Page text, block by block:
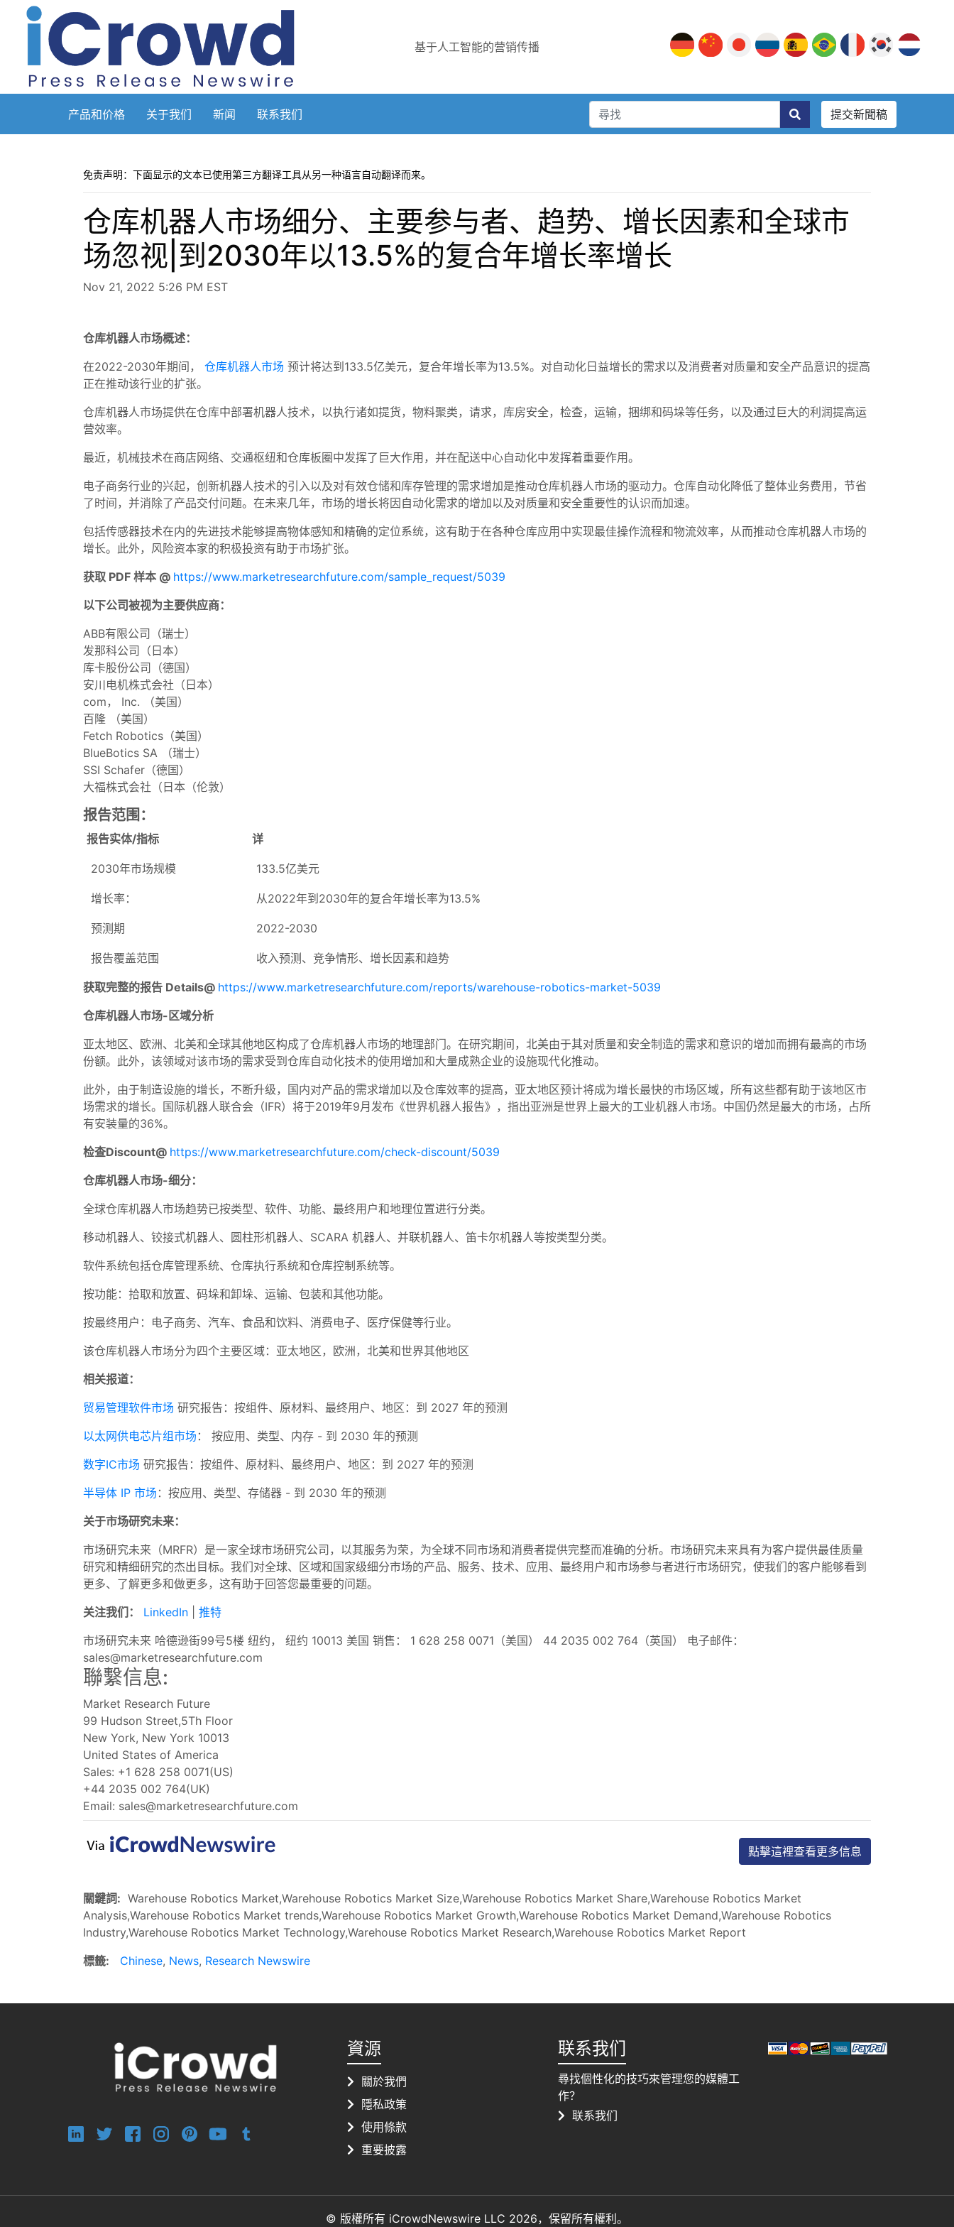
基于人工智能的营销传播
产品和价格 关于我们 新闻 联系我们 提交新聞稿
免责声明：下面显示的文本已使用第三方翻译工具从另一种语言自动翻译而来。
仓库机器人市场细分、主要参与者、趋势、增长因素和全球市
场忽视|到2030年以13.5%的复合年增长率增长
Nov 21, 2022 5:26 PM EST
仓库机器人市场概述：
在2022-2030年期间， 仓库机器人市场 预计将达到133.5亿美元，复合年增长率为13.5%。对自动化日益增长的需求以及消费者对质量和安全产品意识的提高
正在推动该行业的扩张。
仓库机器人市场提供在仓库中部署机器人技术，以执行诸如提货，物料聚类，请求，库房安全，检查，运输，捆绑和码垛等任务，以及通过巨大的利润提高运
营效率。
最近，机械技术在商店网络、交通枢纽和仓库板圈中发挥了巨大作用，并在配送中心自动化中发挥着重要作用。
电子商务行业的兴起，创新机器人技术的引入以及对有效仓储和库存管理的需求增加是推动仓库机器人市场的驱动力。仓库自动化降低了整体业务费用，节省
了时间，并消除了产品交付问题。在未来几年，市场的增长将因自动化需求的增加以及对质量和安全重要性的认识而加速。
包括传感器技术在内的先进技术能够提高物体感知和精确的定位系统，这有助于在各种仓库应用中实现最佳操作流程和物流效率，从而推动仓库机器人市场的
增长。此外，风险资本家的积极投资有助于市场扩张。
获取 PDF 样本 @ https://www.marketresearchfuture.com/sample_request/5039
以下公司被视为主要供应商：
ABB有限公司（瑞士）
发那科公司（日本）
库卡股份公司（德国）
安川电机株式会社（日本）
com， Inc. （美国）
百隆 （美国）
Fetch Robotics（美国）
BlueBotics SA （瑞士）
SSI Schafer（德国）
大福株式会社（日本（伦敦）
报告范围：
报告实体/指标 详
2030年市场规模 133.5亿美元
增长率： 从2022年到2030年的复合年增长率为13.5%
预测期 2022-2030
报告覆盖范围 收入预测、竞争情形、增长因素和趋势
获取完整的报告 Details@ https://www.marketresearchfuture.com/reports/warehouse-robotics-market-5039
仓库机器人市场-区域分析
亚太地区、欧洲、北美和全球其他地区构成了仓库机器人市场的地理部门。在研究期间，北美由于其对质量和安全制造的需求和意识的增加而拥有最高的市场
份额。此外，该领域对该市场的需求受到仓库自动化技术的使用增加和大量成熟企业的设施现代化推动。
此外，由于制造设施的增长，不断升级，国内对产品的需求增加以及仓库效率的提高，亚太地区预计将成为增长最快的市场区域，所有这些都有助于该地区市
场需求的增长。国际机器人联合会（IFR）将于2019年9月发布《世界机器人报告》，指出亚洲是世界上最大的工业机器人市场。中国仍然是最大的市场，占所
有安装量的36%。
检查Discount@ https://www.marketresearchfuture.com/check-discount/5039
仓库机器人市场-细分：
全球仓库机器人市场趋势已按类型、软件、功能、最终用户和地理位置进行分类。
移动机器人、铰接式机器人、圆柱形机器人、SCARA 机器人、并联机器人、笛卡尔机器人等按类型分类。
软件系统包括仓库管理系统、仓库执行系统和仓库控制系统等。
按功能：拾取和放置、码垛和卸垛、运输、包装和其他功能。
按最终用户：电子商务、汽车、食品和饮料、消费电子、医疗保健等行业。
该仓库机器人市场分为四个主要区域：亚太地区，欧洲，北美和世界其他地区
相关报道：
贸易管理软件市场 研究报告：按组件、原材料、最终用户、地区：到 2027 年的预测
以太网供电芯片组市场 ： 按应用、类型、内存 - 到 2030 年的预测
数字IC市场 研究报告：按组件、原材料、最终用户、地区：到 2027 年的预测
半导体 IP 市场 ：按应用、类型、存储器 - 到 2030 年的预测
关于市场研究未来：
市场研究未来（MRFR）是一家全球市场研究公司，以其服务为荣，为全球不同市场和消费者提供完整而准确的分析。市场研究未来具有为客户提供最佳质量
研究和精细研究的杰出目标。我们对全球、区域和国家级细分市场的产品、服务、技术、应用、最终用户和市场参与者进行市场研究，使我们的客户能够看到
更多、了解更多和做更多，这有助于回答您最重要的问题。
关注我们：
LinkedIn
推特
市场研究未来 哈德逊街99号5楼 纽约， 纽约 10013 美国 销售： 1 628 258 0071（美国） 44 2035 002 764（英国） 电子邮件：
sales@marketresearchfuture.com
聯繫信息:
Market Research Future
99 Hudson Street,5Th Floor
New York, New York 10013
United States of America
Sales: +1 628 258 0071(US)
+44 2035 002 764(UK)
Email: sales@marketresearchfuture.com
點擊這裡查看更多信息
關鍵詞: Warehouse Robotics Market,Warehouse Robotics Market Size,Warehouse Robotics Market Share,Warehouse Robotics Market
Analysis,Warehouse Robotics Market trends,Warehouse Robotics Market Growth,Warehouse Robotics Market Demand,Warehouse Robotics
Industry,Warehouse Robotics Market Technology,Warehouse Robotics Market Research,Warehouse Robotics Market Report
標籤:
Chinese, News, Research Newswire
資源
關於我們
隱私政策
使用條款
重要披露
联系我们
尋找個性化的技巧來管理您的媒體工
作？
联系我们
© 版權所有 iCrowdNewswire LLC 2026，保留所有權利。